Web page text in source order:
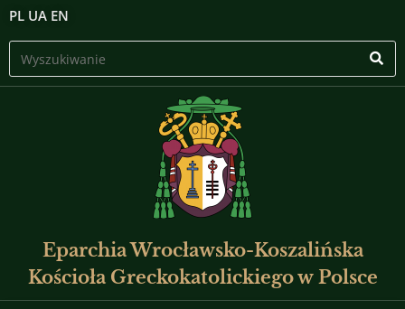
PL UA EN
Eparchia Wrocławsko-Koszalińska
Kościoła Greckokatolickiego w Polsce